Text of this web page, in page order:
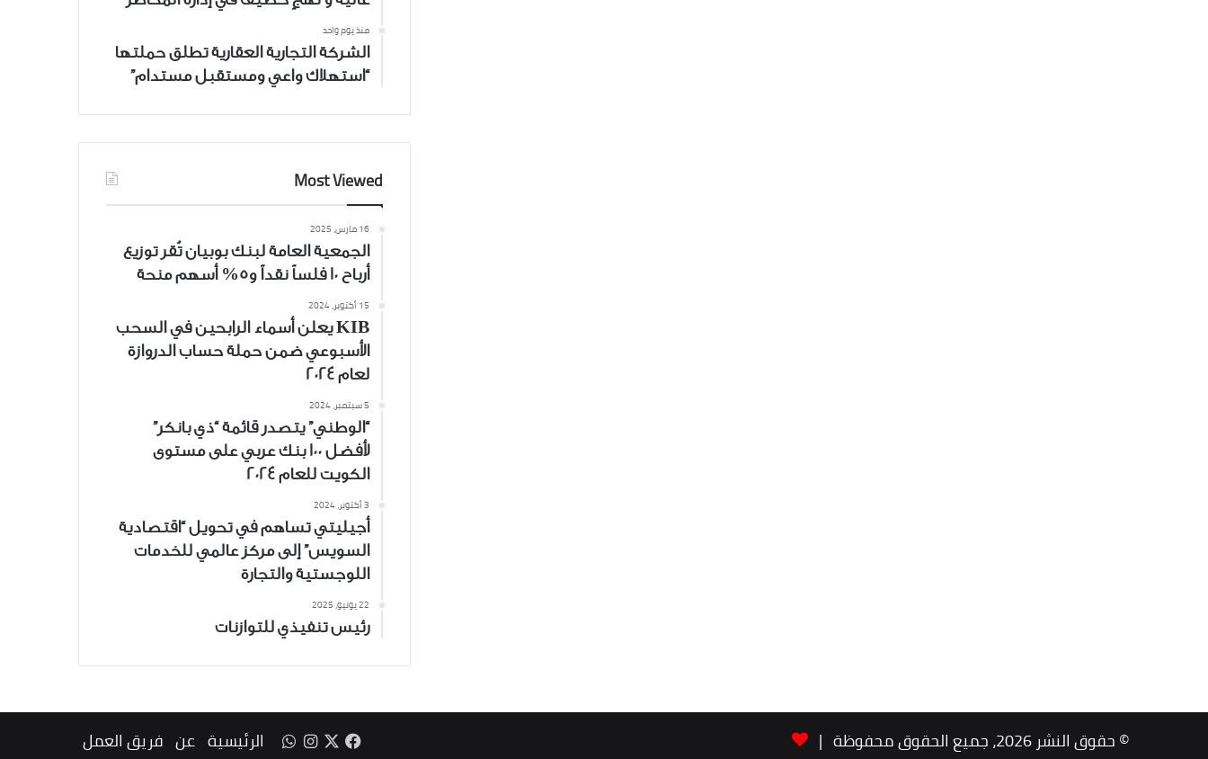
منذ يوم واحد
الشركة التجارية العقارية تطلق حملتها
“استهلاك واعي ومستقبل مستدام”
Most Viewed
16 مارس، 2025
الجمعية العامة لبنك بوبيان تُقر توزيع
أرباح 10 فلساً نقداً و5% أسهم منحة
15 أكتوبر، 2024
KIB يعلن أسماء الرابحين في السحب
الأسبوعي ضمن حملة حساب الدروازة
لعام 2024
5 سبتمبر، 2024
“الوطني” يتصدر قائمة “ذي بانكر”
لأفضل 100 بنك عربي على مستوى
الكويت للعام 2024
3 أكتوبر، 2024
أجيليتي تساهم في تحويل “اقتصادية
السويس” إلى مركز عالمي للخدمات
اللوجستية والتجارة
22 يونيو، 2025
رئيس تنفيذي للتوازنات
© حقوق النشر 2026، جميع الحقوق محفوظة | الرئيسية عن فريق العمل فيسبوك
‫X انستقرام
واتساب